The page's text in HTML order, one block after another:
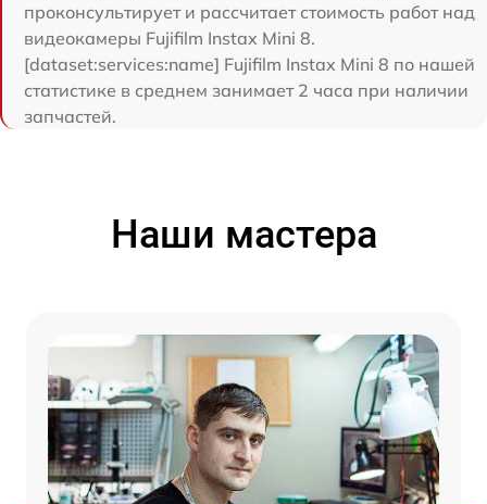
проконсультирует и рассчитает стоимость работ над
видеокамеры Fujifilm Instax Mini 8.
[dataset:services:name] Fujifilm Instax Mini 8 по нашей
статистике в среднем занимает 2 часа при наличии
запчастей.
Наши мастера